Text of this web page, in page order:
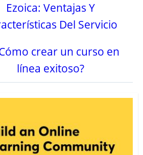
Ezoica: Ventajas Y
Del Servicio
crear un curso en
línea exitoso?